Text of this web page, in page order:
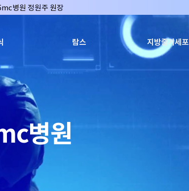
병원 정원주 원장
서성익 원장(3년 연속)
원 서성익 원장
방흡입 특화 병원🏆
' 지방흡입 병원🏆
최고치 달성🏆
이스 370,884건🏆
도의 4관왕!! (2026년 7월 기준)
병원 정원주 원장
훈 부병원장(4개월 연속)
서성익 원장(3년 연속)
병원 서성익 원장
람스 지방줄기세포
병원